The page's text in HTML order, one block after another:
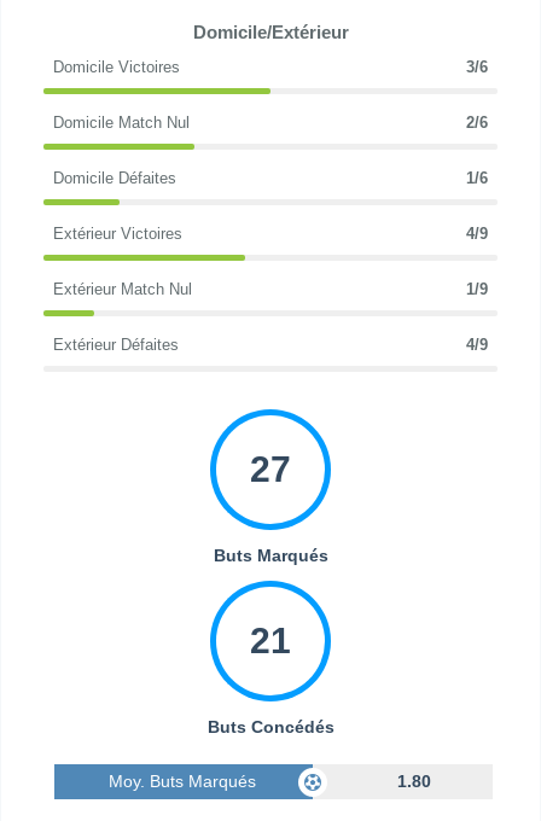
Domicile/Extérieur
Domicile Victoires 3/6
Domicile Match Nul 2/6
Domicile Défaites 1/6
Extérieur Victoires 4/9
Extérieur Match Nul 1/9
Extérieur Défaites 4/9
27
Buts Marqués
21
Buts Concédés
Moy. Buts Marqués 1.80